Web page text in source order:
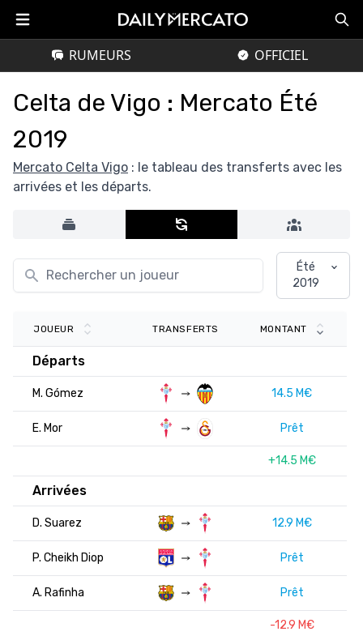
RUMEURS OFFICIEL
Celta de Vigo : Mercato Été
2019
Mercato Celta Vigo : le tableau des transferts avec les
arrivées et les départs.
Été
2019
JOUEUR TRANSFERTS MONTANT
Départs
M. Gómez 14.5 M€
E. Mor Prêt
+14.5 M€
Arrivées
D. Suarez 12.9 M€
P. Cheikh Diop Prêt
A. Rafinha Prêt
-12.9 M€